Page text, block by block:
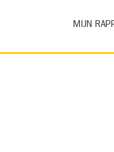
MIJN